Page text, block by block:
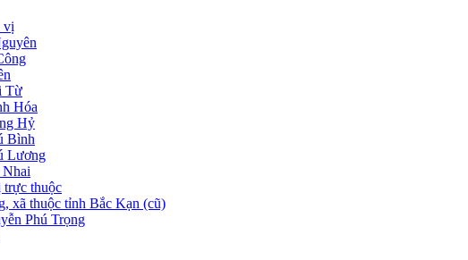
vị
Từ
Hóa
Hỷ
Bình
Lương
trực thuộc
xã thuộc tỉnh Bắc Kạn (cũ)
Phú Trọng